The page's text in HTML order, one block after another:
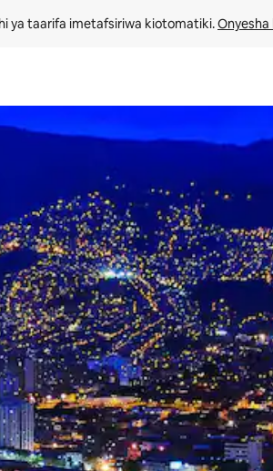
ya taarifa imetafsiriwa kiotomatiki. Onyesha
vya juu na chini au uchunguze kwa